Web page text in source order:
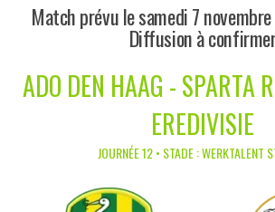
Match prévu le samedi 7
Diffusion à
ADO DEN HAAG - SPARTA
EREDIVISIE
JOURNÉE 12 • STADE : WERKTALENT